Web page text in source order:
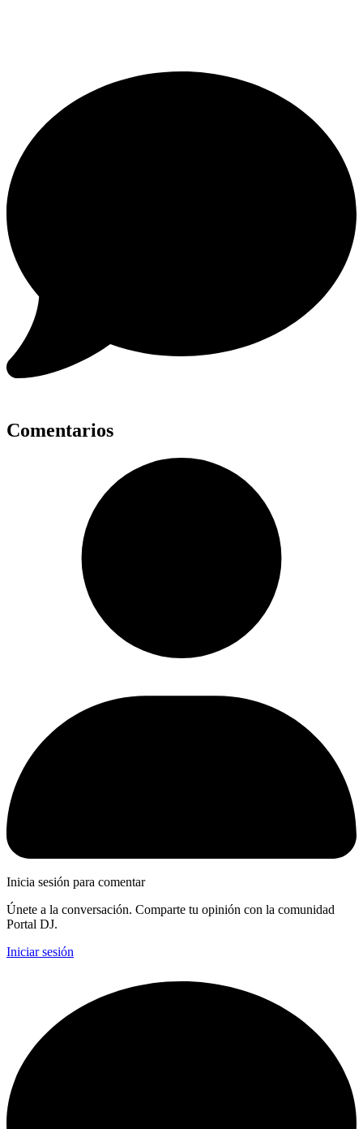
Comentarios
Inicia sesión para comentar
Únete a la conversación. Comparte tu opinión con la comunidad
Portal DJ.
Iniciar sesión